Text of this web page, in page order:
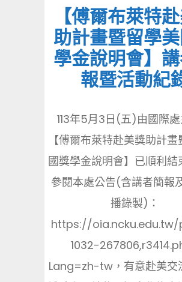
【傅爾布萊特
助計畫暨留學
學金說明會】
報暨活動紀
113年5月3日(五)由國際
【傅爾布萊特赴美獎助計
國獎學金說明會】已順利結
參閱本處公告(含講者簡報
播錄製)：
https://
1032-
Lang=zh-tw，有意赴美交